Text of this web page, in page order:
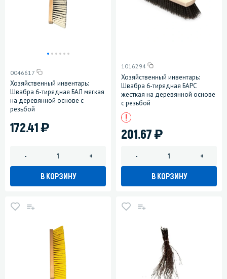
0046617
Хозяйственный инвентарь:
Швабра 6-тирядная БАЛ мягкая
на деревянной основе с
резьбой
172.41)
- +
В КОРЗИНУ
1016294
Хозяйственный инвентарь:
Швабра 6-тирядная БАРС
жесткая на деревянной основе
с резьбой
201.67)
- +
В КОРЗИНУ